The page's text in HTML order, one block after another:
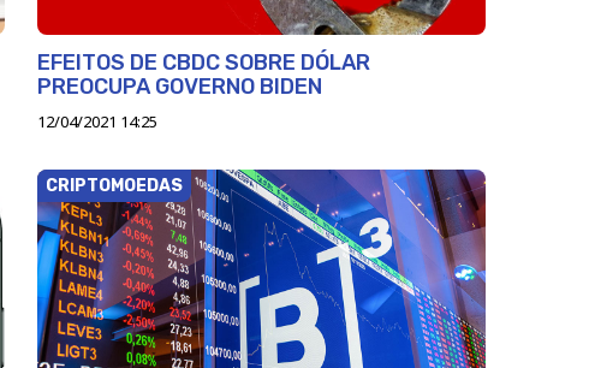
EFEITOS DE CBDC SOBRE DÓLAR
PREOCUPA GOVERNO BIDEN
12/04/2021 14:25
CRIPTOMOEDAS